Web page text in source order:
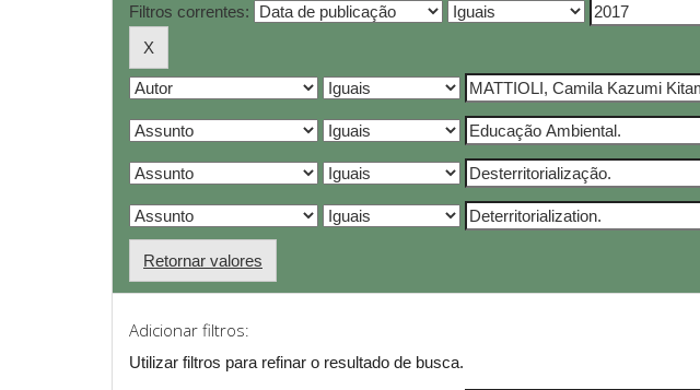
Filtros correntes:
Retornar valores
Adicionar filtros:
Utilizar filtros para refinar o resultado de busca.